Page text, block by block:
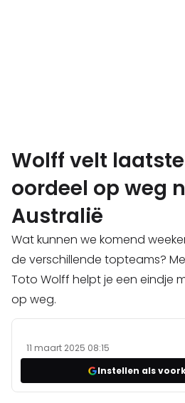
Wolff velt
oordeel op weg
Australië
Wat kunnen we komend
de verschillende topteams?
Toto Wolff helpt je een eindje
op weg.
11 maart 2025 08:15
Instellen als